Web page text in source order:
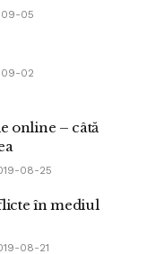
05
02
online – câtă
08-25
în mediul
08-21